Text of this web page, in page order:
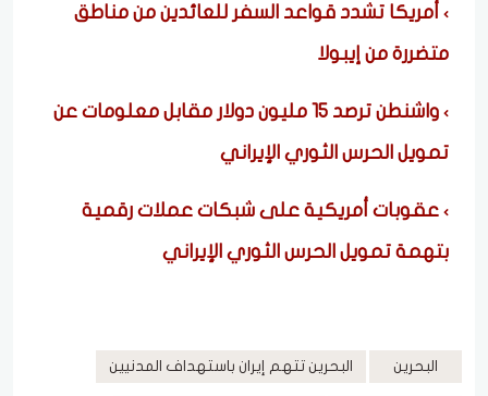
أمريكا تشدد قواعد السفر للعائدين من مناطق
متضررة من إيبولا
واشنطن ترصد 15 مليون دولار مقابل معلومات عن
تمويل الحرس الثوري الإيراني
عقوبات أمريكية على شبكات عملات رقمية
بتهمة تمويل الحرس الثوري الإيراني
البحرين البحرين تتهم إيران باستهداف المدنيين